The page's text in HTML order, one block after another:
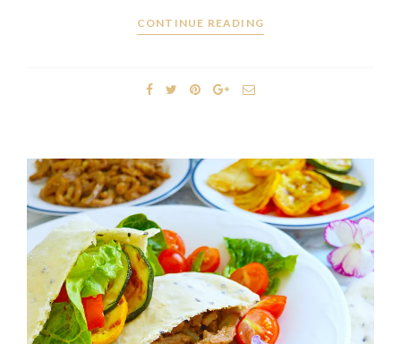
CONTINUE READING